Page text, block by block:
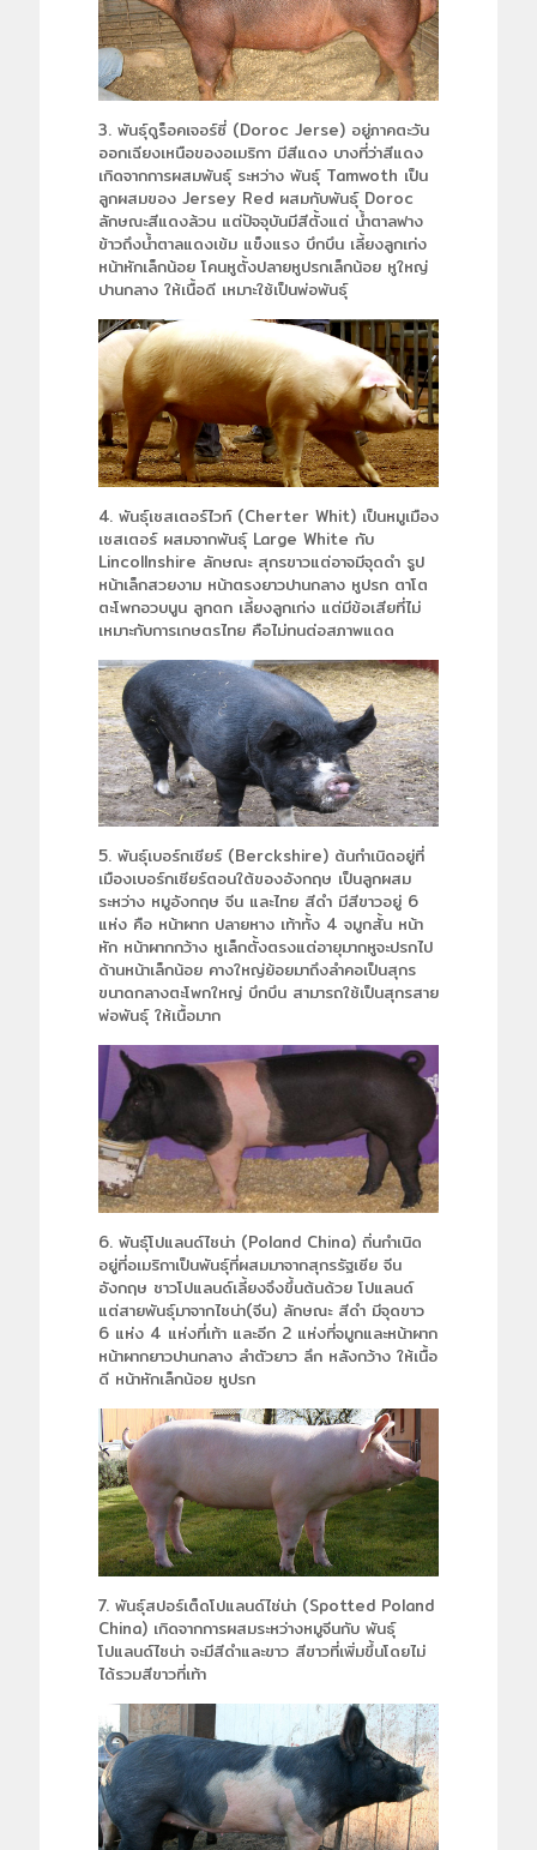
3. พันธุ์ดูร็อคเจอร์ซี่ (Doroc Jerse) อยู่ภาคตะวัน
ออกเฉียงเหนือของอเมริกา มีสีแดง บางที่ว่าสีแดง
เกิดจากการผสมพันธุ์ ระหว่าง พันธุ์ Tamwoth เป็น
ลูกผสมของ Jersey Red ผสมกับพันธุ์ Doroc
ลักษณะสีแดงล้วน แต่ปัจจุบันมีสีตั้งแต่ น้ำตาลฟาง
ข้าวถึงน้ำตาลแดงเข้ม แข็งแรง บึกบึน เลี้ยงลูกเก่ง
หน้าหักเล็กน้อย โคนหูตั้งปลายหูปรกเล็กน้อย หูใหญ่
ปานกลาง ให้เนื้อดี เหมาะใช้เป็นพ่อพันธุ์
4. พันธุ์เชสเตอร์ไวท์ (Cherter Whit) เป็นหมูเมือง
เชสเตอร์ ผสมจากพันธุ์ Large White กับ
Lincollnshire ลักษณะ สุกรขาวแต่อาจมีจุดดำ รูป
หน้าเล็กสวยงาม หน้าตรงยาวปานกลาง หูปรก ตาโต
ตะโพกอวบนูน ลูกดก เลี้ยงลูกเก่ง แต่มีข้อเสียที่ไม่
เหมาะกับการเกษตรไทย คือไม่ทนต่อสภาพแดด
5. พันธุ์เบอร์กเชียร์ (Berckshire) ต้นกำเนิดอยู่ที่
เมืองเบอร์กเชียร์ตอนใต้ของอังกฤษ เป็นลูกผสม
ระหว่าง หมูอังกฤษ จีน และไทย สีดำ มีสีขาวอยู่ 6
แห่ง คือ หน้าผาก ปลายหาง เท้าทั้ง 4 จมูกสั้น หน้า
หัก หน้าผากกว้าง หูเล็กตั้งตรงแต่อายุมากหูจะปรกไป
ด้านหน้าเล็กน้อย คางใหญ่ย้อยมาถึงลำคอเป็นสุกร
ขนาดกลางตะโพกใหญ่ บึกบึน สามารถใช้เป็นสุกรสาย
พ่อพันธุ์ ให้เนื้อมาก
6. พันธุ์โปแลนด์ไชน่า (Poland China) ถิ่นกำเนิด
อยู่ที่อเมริกาเป็นพันธุ์ที่ผสมมาจากสุกรรัฐเซีย จีน
อังกฤษ ชาวโปแลนด์เลี้ยงจึงขึ้นต้นด้วย โปแลนด์
แต่สายพันธุ์มาจากไชน่า(จีน) ลักษณะ สีดำ มีจุดขาว
6 แห่ง 4 แห่งที่เท้า และอีก 2 แห่งที่จมูกและหน้าผาก
หน้าผากยาวปานกลาง ลำตัวยาว ลึก หลังกว้าง ให้เนื้อ
ดี หน้าหักเล็กน้อย หูปรก
7. พันธุ์สปอร์เต็ดโปแลนด์ไช่น่า (Spotted Poland
China) เกิดจากการผสมระหว่างหมูจีนกับ พันธุ์
โปแลนด์ไชน่า จะมีสีดำและขาว สีขาวที่เพิ่มขึ้นโดยไม่
ได้รวมสีขาวที่เท้า